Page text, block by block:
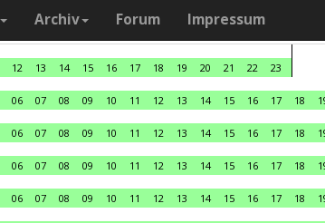
Archiv Forum Impressum
12 13 14 15 16 17 18 19 20 21 22
23
06 07 08 09 10 11 12 13 14 15 16 17 18
06 07 08 09 10 11 12 13 14 15 16 17 18
06 07 08 09 10 11 12 13 14 15 16 17 18
06 07 08 09 10 11 12 13 14 15 16 17 18